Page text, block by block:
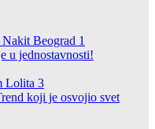
u jednostavnosti!
koji je osvojio svet